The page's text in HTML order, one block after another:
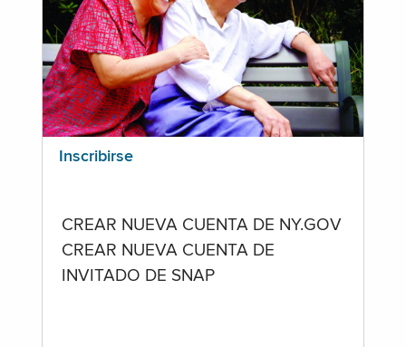
Inscribirse
CREAR NUEVA CUENTA DE NY.GOV
CREAR NUEVA CUENTA DE
INVITADO DE SNAP